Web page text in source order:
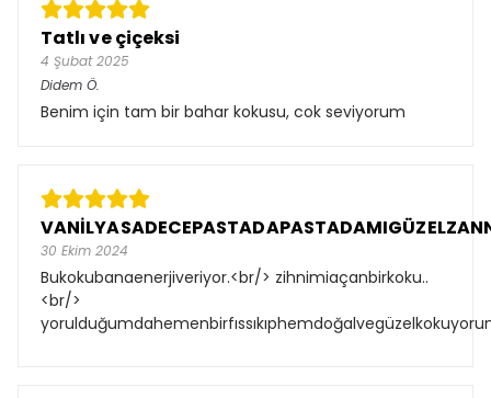
Tatlı ve çiçeksi
4 Şubat 2025
Didem Ö.
Benim için tam bir bahar kokusu, cok seviyorum
30 Ekim 2024
Bukokubanaenerjiveriyor.<br/> zihnimiaçanbirkoku..
<br/>